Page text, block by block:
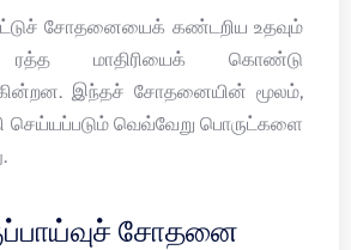
சோதனையைக் கண்டறிய உதவும்
மாதிரியைக் கொண்டு
இந்தச் சோதனையின் மூலம்,
செய்யப்படும் வெவ்வேறு பொருட்களை
சோதனை